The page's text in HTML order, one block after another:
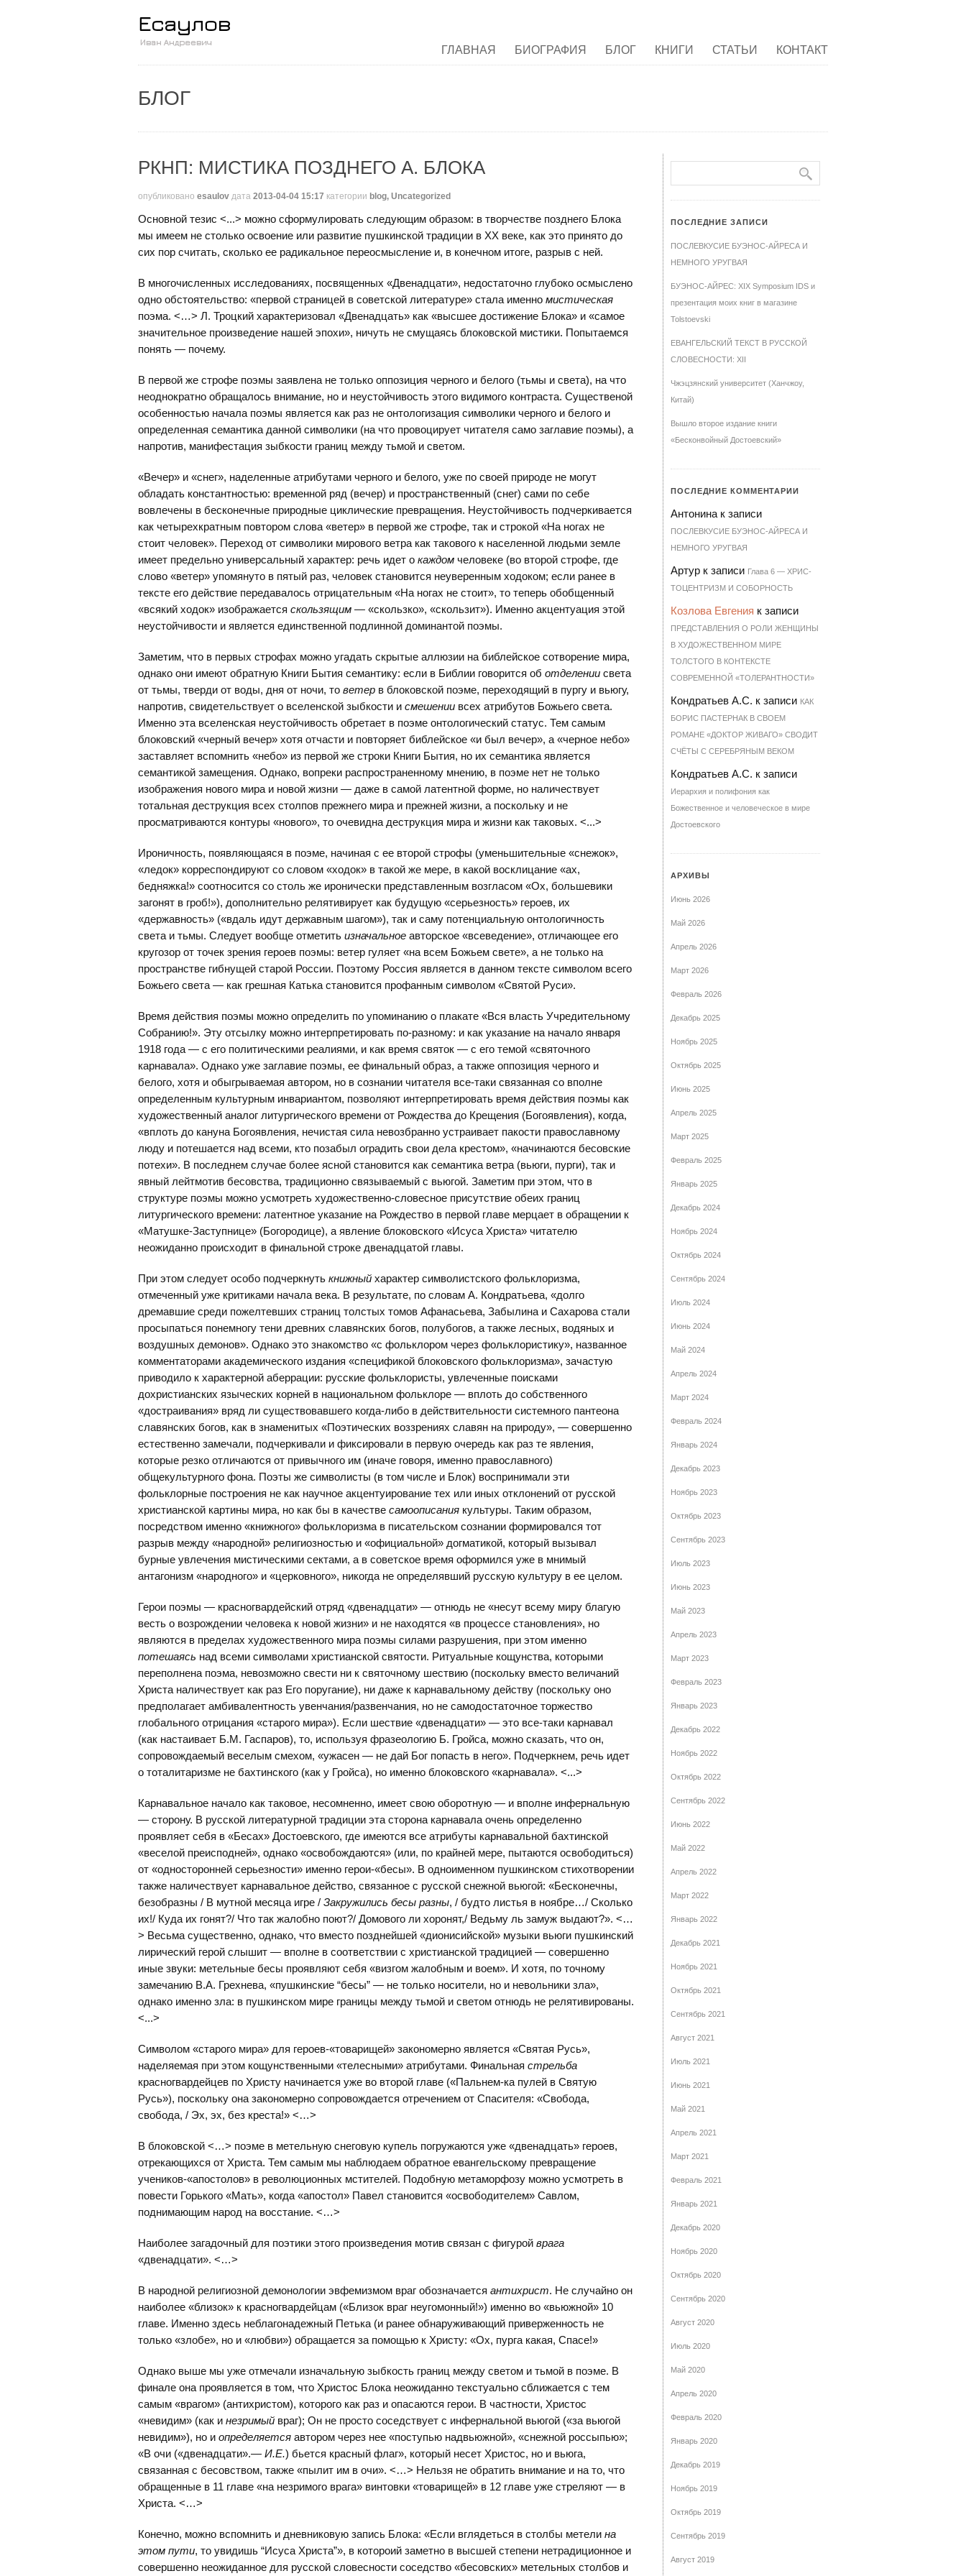
ГЛАВНАЯ БИОГРАФИЯ БЛОГ КНИГИ СТАТЬИ КОНТАКТ
БЛОГ
РКНП: МИСТИКА ПОЗДНЕГО А. БЛОКА
опубликовано esaulov дата 2013-04-04 15:17 категории blog, Uncategorized
Основной тезис <...> можно сформулировать следующим образом: в творчестве позднего Блока
мы имеем не столько освоение или развитие пушкинской традиции в ХХ веке, как это принято до
сих пор считать, сколько ее радикальное переосмысление и, в конечном итоге, разрыв с ней.
В многочисленных исследованиях, посвященных «Двенадцати», недостаточно глубоко осмыслено
одно обстоятельство: «первой страницей в советской литературе» стала именно мистическая
поэма. <…> Л. Троцкий характеризовал «Двенадцать» как «высшее достижение Блока» и «самое
значительное произведение нашей эпохи», ничуть не смущаясь блоковской мистики. Попытаемся
понять — почему.
В первой же строфе поэмы заявлена не только оппозиция черного и белого (тьмы и света), на что
неоднократно обращалось внимание, но и неустойчивость этого видимого контраста. Существеной
особенностью начала поэмы является как раз не онтологизация символики черного и белого и
определенная семантика данной символики (на что провоцирует читателя само заглавие поэмы), а
напротив, манифестация зыбкости границ между тьмой и светом.
«Вечер» и «снег», наделенные атрибутами черного и белого, уже по своей природе не могут
обладать константностью: временной ряд (вечер) и пространственный (снег) сами по себе
вовлечены в бесконечные природные циклические превращения. Неустойчивость подчеркивается
как четырехкратным повтором слова «ветер» в первой же строфе, так и строкой «На ногах не
стоит человек». Переход от символики мирового ветра как такового к населенной людьми земле
имеет предельно универсальный характер: речь идет о каждом человеке (во второй строфе, где
слово «ветер» упомянуто в пятый раз, человек становится неуверенным ходоком; если ранее в
тексте его действие передавалось отрицательным «На ногах не стоит», то теперь обобщенный
«всякий ходок» изображается скользящим — «скользко», «скользит»). Именно акцентуация этой
неустойчивости и является единственной подлинной доминантой поэмы.
Заметим, что в первых строфах можно угадать скрытые аллюзии на библейское сотворение мира,
однако они имеют обратную Книги Бытия семантику: если в Библии говорится об отделении света
от тьмы, тверди от воды, дня от ночи, то ветер в блоковской поэме, переходящий в пургу и вьюгу,
напротив, свидетельствует о вселенской зыбкости и смешении всех атрибутов Божьего света.
Именно эта вселенская неустойчивость обретает в поэме онтологический статус. Тем самым
блоковский «черный вечер» хотя отчасти и повторяет библейское «и был вечер», а «черное небо»
заставляет вспомнить «небо» из первой же строки Книги Бытия, но их семантика является
семантикой замещения. Однако, вопреки распространенному мнению, в поэме нет не только
изображения нового мира и новой жизни — даже в самой латентной форме, но наличествует
тотальная деструкция всех столпов прежнего мира и прежней жизни, а поскольку и не
просматриваются контуры «нового», то очевидна деструкция мира и жизни как таковых. <...>
Ироничность, появляющаяся в поэме, начиная с ее второй строфы (уменьшительные «снежок»,
«ледок» корреспондируют со словом «ходок» в такой же мере, в какой восклицание «ах,
бедняжка!» соотносится со столь же иронически представленным возгласом «Ох, большевики
загонят в гроб!»), дополнительно релятивирует как будущую «серьезность» героев, их
«державность» («вдаль идут державным шагом»), так и саму потенциальную онтологичность
света и тьмы. Следует вообще отметить изначальное авторское «всеведение», отличающее его
кругозор от точек зрения героев поэмы: ветер гуляет «на всем Божьем свете», а не только на
пространстве гибнущей старой России. Поэтому Россия является в данном тексте символом всего
Божьего света — как грешная Катька становится профанным символом «Святой Руси».
Время действия поэмы можно определить по упоминанию о плакате «Вся власть Учредительному
Собранию!». Эту отсылку можно интерпретировать по-разному: и как указание на начало января
1918 года — с его политическими реалиями, и как время святок — с его темой «святочного
карнавала». Однако уже заглавие поэмы, ее финальный образ, а также оппозиция черного и
белого, хотя и обыгрываемая автором, но в сознании читателя все-таки связанная со вполне
определенным культурным инвариантом, позволяют интерпретировать время действия поэмы как
художественный аналог литургического времени от Рождества до Крещения (Богоявления), когда,
«вплоть до кануна Богоявления, нечистая сила невозбранно устраивает пакости православному
люду и потешается над всеми, кто позабыл оградить свои дела крестом», «начинаются бесовские
потехи». В последнем случае более ясной становится как семантика ветра (вьюги, пурги), так и
явный лейтмотив бесовства, традиционно связываемый с вьюгой. Заметим при этом, что в
структуре поэмы можно усмотреть художественно-словесное присутствие обеих границ
литургического времени: латентное указание на Рождество в первой главе мерцает в обращении к
«Матушке-Заступнице» (Богородице), а явление блоковского «Исуса Христа» читателю
неожиданно происходит в финальной строке двенадцатой главы.
При этом следует особо подчеркнуть книжный характер символистского фольклоризма,
отмеченный уже критиками начала века. В результате, по словам А. Кондратьева, «долго
дремавшие среди пожелтевших страниц толстых томов Афанасьева, Забылина и Сахарова стали
просыпаться понемногу тени древних славянских богов, полубогов, а также лесных, водяных и
воздушных демонов». Однако это знакомство «с фольклором через фольклористику», названное
комментаторами академического издания «спецификой блоковского фольклоризма», зачастую
приводило к характерной аберрации: русские фольклористы, увлеченные поисками
дохристианских языческих корней в национальном фольклоре — вплоть до собственного
«достраивания» вряд ли существовавшего когда-либо в действительности системного пантеона
славянских богов, как в знаменитых «Поэтических воззрениях славян на природу», — совершенно
естественно замечали, подчеркивали и фиксировали в первую очередь как раз те явления,
которые резко отличаются от привычного им (иначе говоря, именно православного)
общекультурного фона. Поэты же символисты (в том числе и Блок) воспринимали эти
фольклорные построения не как научное акцентуирование тех или иных отклонений от русской
христианской картины мира, но как бы в качестве самоописания культуры. Таким образом,
посредством именно «книжного» фольклоризма в писательском сознании формировался тот
разрыв между «народной» религиозностью и «официальной» догматикой, который вызывал
бурные увлечения мистическими сектами, а в советское время оформился уже в мнимый
антагонизм «народного» и «церковного», никогда не определявший русскую культуру в ее целом.
Герои поэмы — красногвардейский отряд «двенадцати» — отнюдь не «несут всему миру благую
весть о возрождении человека к новой жизни» и не находятся «в процессе становления», но
являются в пределах художественного мира поэмы силами разрушения, при этом именно
потешаясь над всеми символами христианской святости. Ритуальные кощунства, которыми
переполнена поэма, невозможно свести ни к святочному шествию (поскольку вместо величаний
Христа наличествует как раз Его поругание), ни даже к карнавальному действу (поскольку оно
предполагает амбивалентность увенчания/развенчания, но не самодостаточное торжество
глобального отрицания «старого мира»). Если шествие «двенадцати» — это все-таки карнавал
(как настаивает Б.М. Гаспаров), то, используя фразеологию Б. Гройса, можно сказать, что он,
сопровождаемый веселым смехом, «ужасен — не дай Бог попасть в него». Подчеркнем, речь идет
о тоталитаризме не бахтинского (как у Гройса), но именно блоковского «карнавала». <...>
Карнавальное начало как таковое, несомненно, имеет свою оборотную — и вполне инфернальную
— сторону. В русской литературной традиции эта сторона карнавала очень определенно
проявляет себя в «Бесах» Достоевского, где имеются все атрибуты карнавальной бахтинской
«веселой преисподней», однако «освобождаются» (или, по крайней мере, пытаются освободиться)
от «односторонней серьезности» именно герои-«бесы». В одноименном пушкинском стихотворении
также наличествует карнавальное действо, связанное с русской снежной вьюгой: «Бесконечны,
безобразны / В мутной месяца игре / Закружились бесы разны, / будто листья в ноябре…/ Сколько
их!/ Куда их гонят?/ Что так жалобно поют?/ Домового ли хоронят,/ Ведьму ль замуж выдают?». <…
> Весьма существенно, однако, что вместо позднейшей «дионисийской» музыки вьюги пушкинский
лирический герой слышит — вполне в соответствии с христианской традицией — совершенно
иные звуки: метельные бесы проявляют себя «визгом жалобным и воем». И хотя, по точному
замечанию В.А. Грехнева, «пушкинские “бесы” — не только носители, но и невольники зла»,
однако именно зла: в пушкинском мире границы между тьмой и светом отнюдь не релятивированы.
<...>
Символом «старого мира» для героев-«товарищей» закономерно является «Святая Русь»,
наделяемая при этом кощунственными «телесными» атрибутами. Финальная стрельба
красногвардейцев по Христу начинается уже во второй главе («Пальнем-ка пулей в Святую
Русь»), поскольку она закономерно сопровождается отречением от Спасителя: «Свобода,
свобода, / Эх, эх, без креста!» <…>
В блоковской <…> поэме в метельную снеговую купель погружаются уже «двенадцать» героев,
отрекающихся от Христа. Тем самым мы наблюдаем обратное евангельскому превращение
учеников-«апостолов» в революционных мстителей. Подобную метаморфозу можно усмотреть в
повести Горького «Мать», когда «апостол» Павел становится «освободителем» Савлом,
поднимающим народ на восстание. <…>
Наиболее загадочный для поэтики этого произведения мотив связан с фигурой врага
«двенадцати». <…>
В народной религиозной демонологии эвфемизмом враг обозначается антихрист. Не случайно он
наиболее «близок» к красногвардейцам («Близок враг неугомонный!») именно во «вьюжной» 10
главе. Именно здесь неблагонадежный Петька (и ранее обнаруживающий приверженность не
только «злобе», но и «любви») обращается за помощью к Христу: «Ох, пурга какая, Спасе!»
Однако выше мы уже отмечали изначальную зыбкость границ между светом и тьмой в поэме. В
финале она проявляется в том, что Христос Блока неожиданно текстуально сближается с тем
самым «врагом» (антихристом), которого как раз и опасаются герои. В частности, Христос
«невидим» (как и незримый враг); Он не просто соседствует с инфернальной вьюгой («за вьюгой
невидим»), но и определяется автором через нее «поступью надвьюжной», «снежной россыпью»;
«В очи («двенадцати».— И.Е.) бьется красный флаг», который несет Христос, но и вьюга,
связанная с бесовством, также «пылит им в очи». <…> Нельзя не обратить внимание и на то, что
обращенные в 11 главе «на незримого врага» винтовки «товарищей» в 12 главе уже стреляют — в
Христа. <…>
Конечно, можно вспомнить и дневниковую запись Блока: «Если вглядеться в столбы метели на
этом пути, то увидишь “Исуса Христа”», в котороий заметно в высшей степени нетрадиционное и
совершенно неожиданное для русской словесности соседство «бесовских» метельных столбов и
ПОСЛЕДНИЕ ЗАПИСИ
ПОСЛЕВКУСИЕ БУЭНОС-АЙРЕСА И
НЕМНОГО УРУГВАЯ
БУЭНОС-АЙРЕС: XIX Symposium IDS и
презентация моих книг в магазине
Tolstoevski
ЕВАНГЕЛЬСКИЙ ТЕКСТ В РУССКОЙ
СЛОВЕСНОСТИ: XII
Чжэцзянский университет (Ханчжоу,
Китай)
Вышло второе издание книги
«Бесконвойный Достоевский»
ПОСЛЕДНИЕ КОММЕНТАРИИ
Антонина к записи
ПОСЛЕВКУСИЕ БУЭНОС-АЙРЕСА И
НЕМНОГО УРУГВАЯ
Артур к записи Гла­ва 6 — ХРИ­С­
ТО­ЦЕН­Т­РИЗМ И СО­БОР­НОСТЬ
Козлова Евгения к записи
ПРЕДСТАВЛЕНИЯ О РОЛИ ЖЕНЩИНЫ
В ХУДОЖЕСТВЕННОМ МИРЕ
ТОЛСТОГО В КОНТЕКСТЕ
СОВРЕМЕННОЙ «ТОЛЕРАНТНОСТИ»
Кондратьев А.С. к записи КАК
БОРИС ПАСТЕРНАК В СВОЕМ
РОМАНЕ «ДОКТОР ЖИВАГО» СВОДИТ
СЧЁТЫ С СЕРЕБРЯНЫМ ВЕКОМ
Кондратьев А.С. к записи
Иерархия и полифония как
Божественное и человеческое в мире
Достоевского
АРХИВЫ
Июнь 2026
Май 2026
Апрель 2026
Март 2026
Февраль 2026
Декабрь 2025
Ноябрь 2025
Октябрь 2025
Июнь 2025
Апрель 2025
Март 2025
Февраль 2025
Январь 2025
Декабрь 2024
Ноябрь 2024
Октябрь 2024
Сентябрь 2024
Июль 2024
Июнь 2024
Май 2024
Апрель 2024
Март 2024
Февраль 2024
Январь 2024
Декабрь 2023
Ноябрь 2023
Октябрь 2023
Сентябрь 2023
Июль 2023
Июнь 2023
Май 2023
Апрель 2023
Март 2023
Февраль 2023
Январь 2023
Декабрь 2022
Ноябрь 2022
Октябрь 2022
Сентябрь 2022
Июнь 2022
Май 2022
Апрель 2022
Март 2022
Январь 2022
Декабрь 2021
Ноябрь 2021
Октябрь 2021
Сентябрь 2021
Август 2021
Июль 2021
Июнь 2021
Май 2021
Апрель 2021
Март 2021
Февраль 2021
Январь 2021
Декабрь 2020
Ноябрь 2020
Октябрь 2020
Сентябрь 2020
Август 2020
Июль 2020
Май 2020
Апрель 2020
Февраль 2020
Январь 2020
Декабрь 2019
Ноябрь 2019
Октябрь 2019
Сентябрь 2019
Август 2019